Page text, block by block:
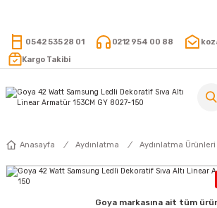
0542 535 28 01 0212 954 00 88
Kargo Takibi
Anasayfa Aydınlatma Aydınlatma Ürünleri
Goya markasına ait tüm